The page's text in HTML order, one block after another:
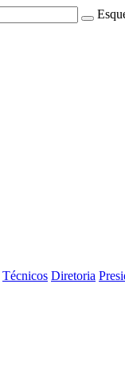
Técnicos Diretoria